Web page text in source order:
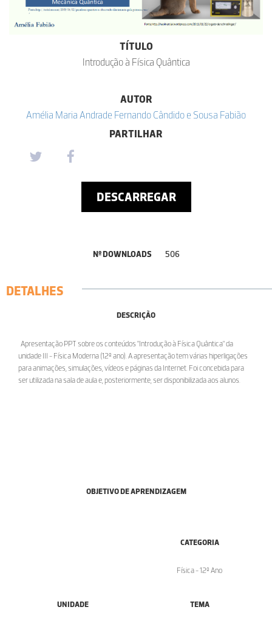
TÍTULO
Introdução à Física Quântica
AUTOR
Amélia Maria Andrade Fernando Cândido e Sousa Fabião
PARTILHAR
DESCARREGAR
Nº DOWNLOADS 506
DETALHES
DESCRIÇÃO
Apresentação PPT sobre os conteúdos "Introdução à Física Quântica" da
unidade III - Física Moderna (12º ano). A apresentação tem várias hiperligações
para animações, simulações, vídeos e páginas da Internet. Foi concebida para
ser utilizada na sala de aula e, posteriormente, ser disponibilizada aos alunos.
OBJETIVO DE APRENDIZAGEM
CATEGORIA
Física - 12º Ano
UNIDADE TEMA